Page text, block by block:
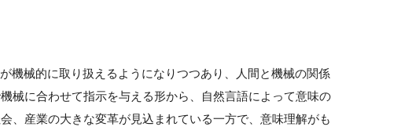
機械的に取り扱えるようになりつつあり、人間と機械の関係
械に合わせて指示を与える形から、自然言語によって意味の
、産業の大きな変革が見込まれている一方で、意味理解がも